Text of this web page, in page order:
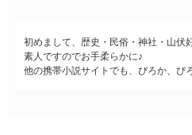
初めまして、歴史・民俗・神社・山伏
素人ですのでお手柔らかに♪
他の携帯小説サイトでも、ぴろか、ぴ